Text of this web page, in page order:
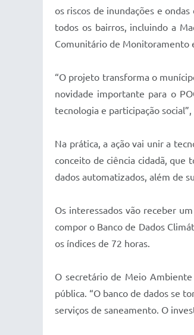
os riscos de inundações e
todos os bairros, incluindo a
Comunitário de Monitoramento
“O projeto transforma o
novidade importante para o
tecnologia e participação
Na prática, a ação vai unir a
conceito de ciência cidadã, que
dados automatizados, além de
Os interessados vão receber
compor o Banco de Dados
os índices de 72 horas.
O secretário de Meio
pública. “O banco de dados se
serviços de saneamento. O